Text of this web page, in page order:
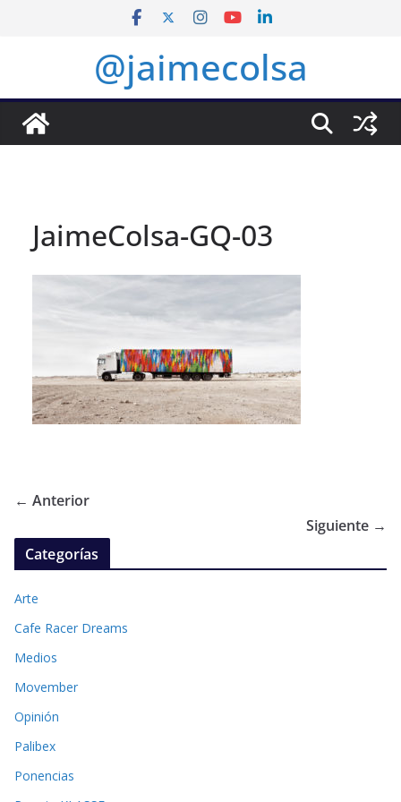
@jaimecolsa
JaimeColsa-GQ-03
← Anterior
Siguiente →
Categorías
Arte
Cafe Racer Dreams
Medios
Movember
Opinión
Palibex
Ponencias